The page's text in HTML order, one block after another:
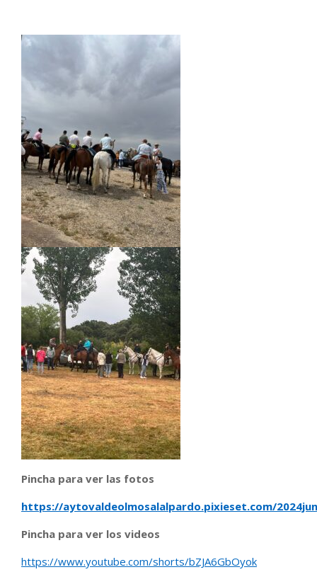
Pincha para ver las fotos
https://aytovaldeolmosalalpardo.pixieset.com/
Pincha para ver los videos
https://www.youtube.com/shorts/bZJA6GbOyok